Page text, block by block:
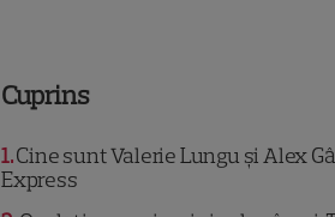
Cuprins
1Cine sunt Valerie Lungu și Alex
Express